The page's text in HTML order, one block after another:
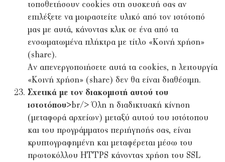
τοποθετήσουν cookies στη συσκευή σας αν
επιλέξετε να μοιραστείτε υλικό από τον ιστότοπό
μας με αυτά, κάνοντας κλικ σε ένα από τα
ενσωματωμένα πλήκτρα με τίτλο «Κοινή χρήση»
(share).
Αν απενεργοποιήσετε αυτά τα cookies, η λειτουργία
«Κοινή χρήση» (share) δεν θα είναι διαθέσιμη.
Σχετικά με τον διακομιστή αυτού του
ιστοτόπου>br/> Όλη η διαδικτυακή κίνηση
(μεταφορά αρχείων) μεταξύ αυτού του ιστότοπου
και του προγράμματος περιήγησής σας, είναι
κρυπτογραφημένη και μεταφέρεται μέσω του
πρωτοκόλλου HTTPS κάνοντας χρήση του SSL